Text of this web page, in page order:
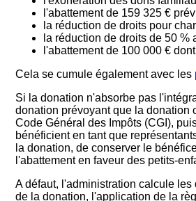
l'abattement de 159 325 €
la réduction de droits pour
la réduction de droits de 50
l'abattement de 100 000 €
Cela se cumule également avec les
Si la donation n'absorbe pas
donation prévoyant que la donation
Code Général des Impôts (CGI),
bénéficient en tant que
la donation, de conserver le
l'abattement en faveur des petits-
A défaut, l'administration calcule
de la donation, l'application de la